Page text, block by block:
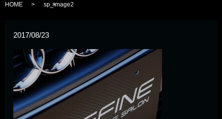
HOME sp_image2
2017/08/23